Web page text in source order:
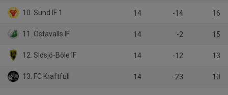
10. Sund IF 1 14 -14 16
11. Östavalls IF 14 -2 15
12. Sidsjö-Böle IF 14 -12 13
13. FC Kraftfull 14 -23 10